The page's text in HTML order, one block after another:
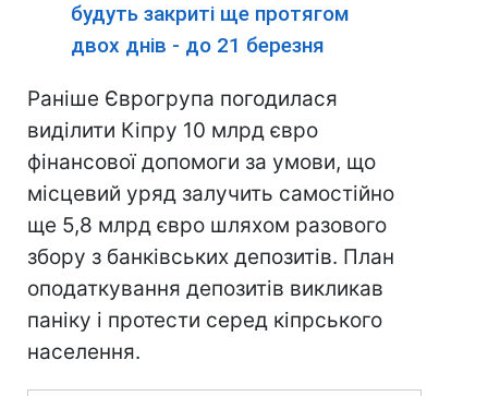
будуть закриті ще протягом
двох днів - до 21 березня
Раніше Єврогрупа погодилася
виділити Кіпру 10 млрд євро
фінансової допомоги за умови, що
місцевий уряд залучить самостійно
ще 5,8 млрд євро шляхом разового
збору з банківських депозитів. План
оподаткування депозитів викликав
паніку і протести серед кіпрського
населення.